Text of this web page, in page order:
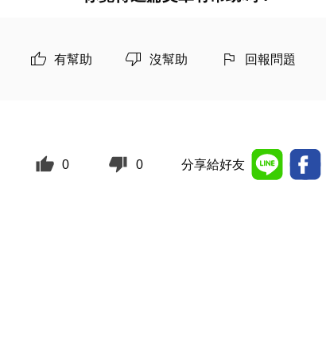
有幫助 沒幫助 回報問題
0 0 分享給好友